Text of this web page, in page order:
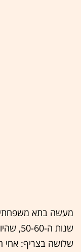
מעשה בתא משפחתי
שנות
שלושה בצריף: אחי